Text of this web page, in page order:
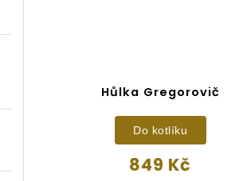
Hůlka Gregorovič
849 Kč
Do kotlíku